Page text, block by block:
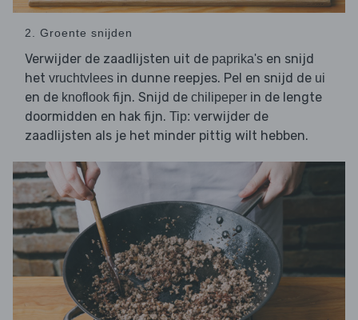
2. Groente snijden
Verwijder de zaadlijsten uit de paprika's en snijd
het vruchtvlees in dunne reepjes. Pel en snijd de ui
en de knoflook fijn. Snijd de chilipeper in de lengte
doormidden en hak fijn. Tip: verwijder de
zaadlijsten als je het minder pittig wilt hebben.